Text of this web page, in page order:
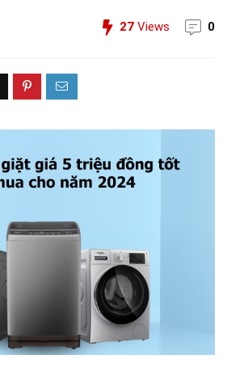
27 Views 0